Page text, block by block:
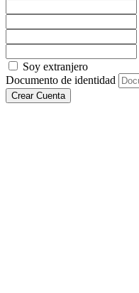
Soy extranjero
Documento de identidad